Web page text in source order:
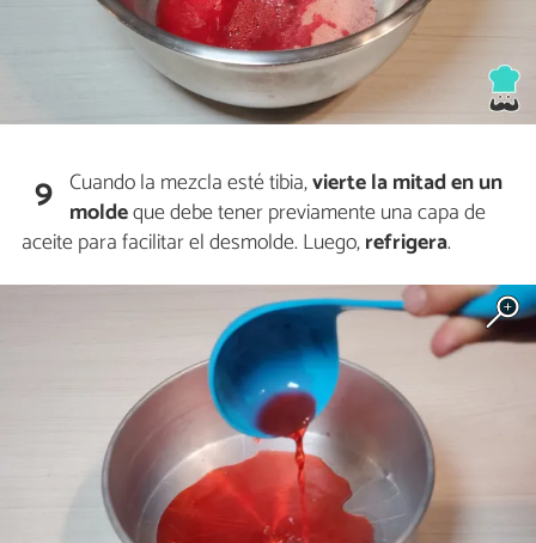
9 Cuando la mezcla esté tibia,vierte la mitad en un
moldeque debe tener previamente una capa de
aceite para facilitar el desmolde. Luego,refrigera.